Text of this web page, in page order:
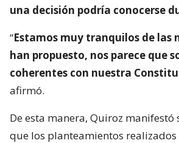
una decisión podría conocerse
“Estamos muy tranquilos de las
han propuesto, nos parece que
coherentes con nuestra
afirmó.
De esta manera, Quiroz manifestó
que los planteamientos